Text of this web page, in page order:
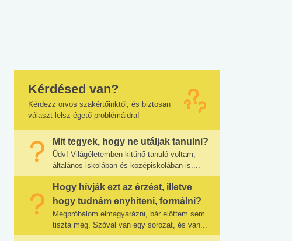
Kérdésed van?
Kérdezz orvos szakértőinktől, és biztosan
választ lelsz égető problémáidra!
Mit tegyek, hogy ne utáljak tanulni?
Üdv! Világéletemben kitűnő tanuló voltam,
általános iskolában és középiskolában is....
Hogy hívják ezt az érzést, illetve
hogy tudnám enyhíteni, formálni?
Megpróbálom elmagyarázni, bár előttem sem
tiszta még. Szóval van egy sorozat, és van...